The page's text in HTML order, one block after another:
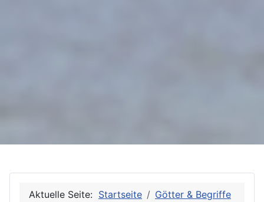
Aktuelle Seite: Startseite
Götter & Begriffe